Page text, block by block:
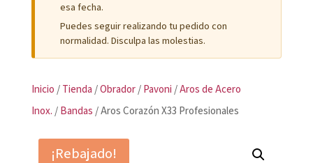
esa fecha.
Puedes seguir realizando tu pedido con
normalidad. Disculpa las molestias.
Inicio / Tienda /Obrador/ Pavoni /Aros de Acero
Inox. / Bandas / Aros Corazón X33 Profesionales
¡Rebajado!